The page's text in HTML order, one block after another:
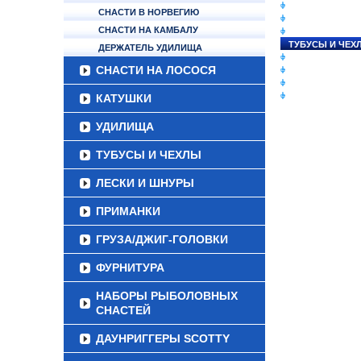
СНАСТИ В НОРВЕГИЮ
СНАСТИ НА КАМБАЛУ
ДЕРЖАТЕЛЬ УДИЛИЩА
СНАСТИ НА ЛОСОСЯ
КАТУШКИ
УДИЛИЩА
ТУБУСЫ И ЧЕХЛЫ
ЛЕСКИ И ШНУРЫ
ПРИМАНКИ
ГРУЗА/ДЖИГ-ГОЛОВКИ
ФУРНИТУРА
НАБОРЫ РЫБОЛОВНЫХ
СНАСТЕЙ
ДАУНРИГГЕРЫ SCOTTY
ТУБУСЫ И